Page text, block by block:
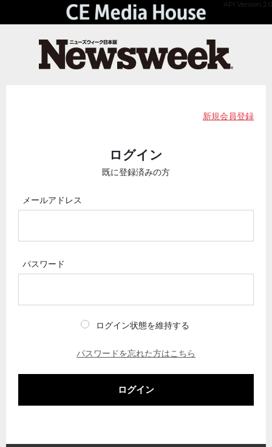
API Version 2.0
新規会員登録
ログイン
既に登録済みの方
メールアドレス
パスワード
ログイン状態を維持する
パスワードを忘れた方はこちら
ログイン